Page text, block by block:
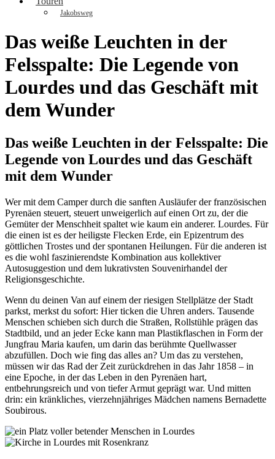
Jakobsweg
Das weiße Leuchten in der
Felsspalte: Die Legende von
Lourdes und das Geschäft mit
dem Wunder
Das weiße Leuchten in der Felsspalte: Die
Legende von Lourdes und das Geschäft
mit dem Wunder
Wer mit dem Camper durch die sanften Ausläufer der französischen
Pyrenäen steuert, steuert unweigerlich auf einen Ort zu, der die
Gemüter der Menschheit spaltet wie kaum ein anderer. Lourdes. Für
die einen ist es der heiligste Flecken Erde, ein Epizentrum des
göttlichen Trostes und der spontanen Heilungen. Für die anderen ist
es die wohl faszinierendste Kombination aus kollektiver
Autosuggestion und dem lukrativsten Souvenirhandel der
Religionsgeschichte.
Wenn du deinen Van auf einem der riesigen Stellplätze der Stadt
parkst, merkst du sofort: Hier ticken die Uhren anders. Tausende
Menschen schieben sich durch die Straßen, Rollstühle prägen das
Stadtbild, und an jeder Ecke kann man Plastikflaschen in Form der
Jungfrau Maria kaufen, um darin das berühmte Quellwasser
abzufüllen. Doch wie fing das alles an? Um das zu verstehen,
müssen wir das Rad der Zeit zurückdrehen in das Jahr 1858 – in
eine Epoche, in der das Leben in den Pyrenäen hart,
entbehrungsreich und von tiefer Armut geprägt war. Und mitten
drin: ein kränkliches, vierzehnjähriges Mädchen namens Bernadette
Soubirous.